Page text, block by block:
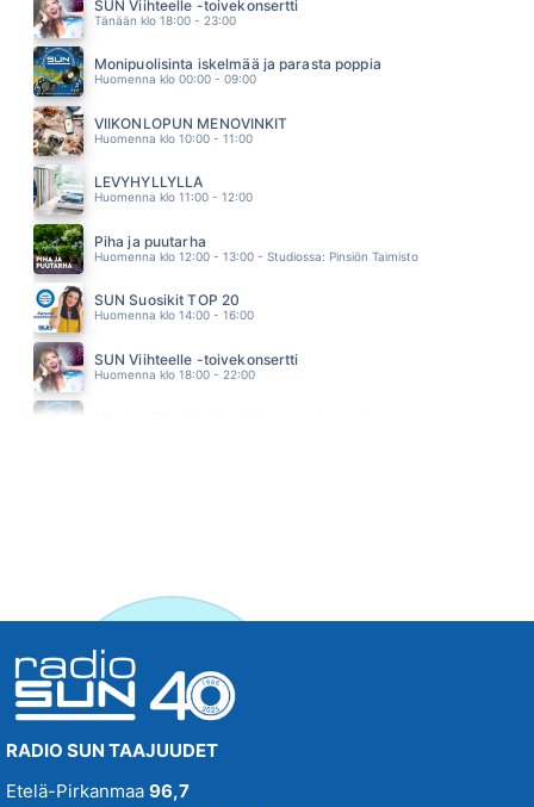
FINNTWIST
08.49
KAIJA KOO
08.45
BEATLES
08.43
SUN Viihteelle -toivekonsertti
Tänään klo 18:00 - 23:00
Monipuolisinta iskelmää ja parasta poppia
Huomenna klo 00:00 - 09:00
VIIKONLOPUN MENOVINKIT
Huomenna klo 10:00 - 11:00
LEVYHYLLYLLÄ
Huomenna klo 11:00 - 12:00
Piha ja puutarha
Huomenna klo 12:00 - 13:00 - Studiossa: Pinsiön Taimisto
SUN Suosikit TOP 20
Huomenna klo 14:00 - 16:00
SUN Viihteelle -toivekonsertti
Huomenna klo 18:00 - 22:00
RADIO SUN TAAJUUDET
Etelä-Pirkanmaa 96,7